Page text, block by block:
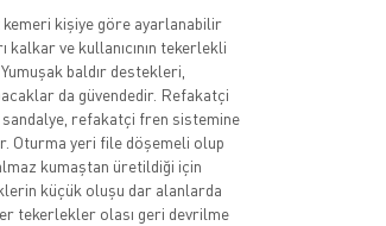
kemeri kişiye göre ayarlanabilir
ve kullanıcının tekerlekli
baldır destekleri,
da güvendedir. Refakatçi
refakatçi fren sistemine
Oturma yeri file döşemeli olup
kumaştan üretildiği için
küçük oluşu dar alanlarda
tekerlekler olası geri devrilme